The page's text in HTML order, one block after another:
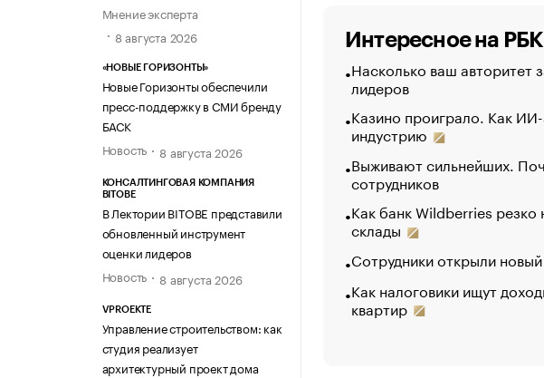
Мнение эксперта
8 августа 2026
«НОВЫЕ ГОРИЗОНТЫ»
Новые Горизонты обеспечили
пресс-поддержку в СМИ бренду
БАСК
Новость
8 августа 2026
КОНСАЛТИНГОВАЯ КОМПАНИЯ
BITOBE
В Лектории BITOBE представили
обновленный инструмент
оценки лидеров
Новость
8 августа 2026
VPROEKTE
Управление строительством: как
студия реализует
архитектурный проект дома
Интересное на РБК
Насколько ваш авторитет
лидеров
Казино проиграло. Как
индустрию
Выживают сильнейших.
сотрудников
Как банк Wildberries резко
склады
Сотрудники открыли
Как налоговики ищут
квартир